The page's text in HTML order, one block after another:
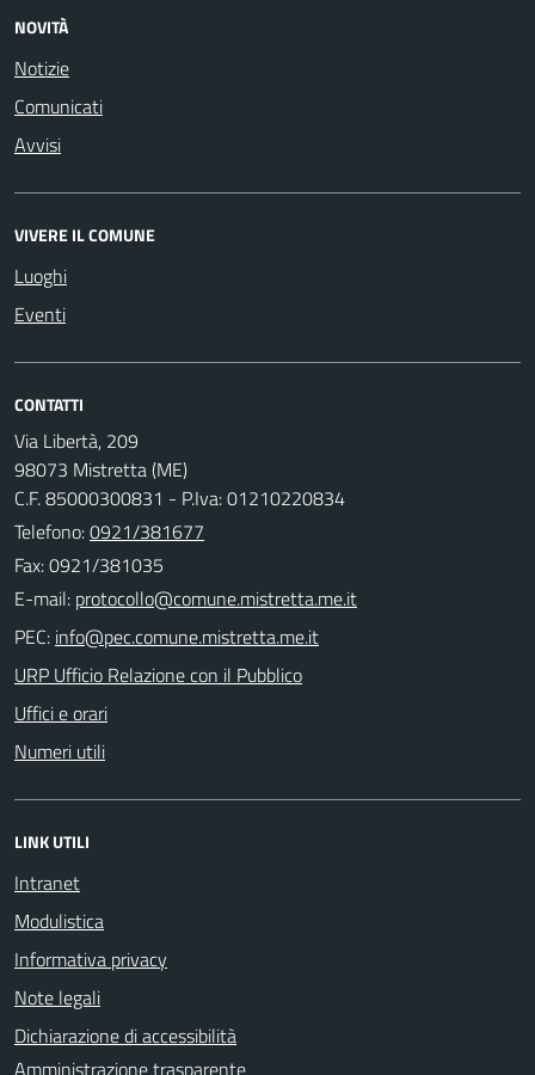
NOVITÀ
Notizie
Comunicati
Avvisi
VIVERE IL COMUNE
Luoghi
Eventi
CONTATTI
Via Libertà, 209
98073 Mistretta (ME)
C.F. 85000300831 - P.Iva: 01210220834
Telefono:0921/381677
Fax: 0921/381035
E-mail:
PEC:
URP Ufficio Relazione con il Pubblico
Uffici e orari
Numeri utili
LINK UTILI
Intranet
Modulistica
Informativa privacy
Note legali
Dichiarazione di accessibilità
Amministrazione trasparente